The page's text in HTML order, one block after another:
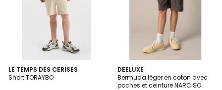
LE TEMPS DES CERISES
Short TORAYBO
DEELUXE
Bermuda léger en coton avec
poches et ceinture NARCISO